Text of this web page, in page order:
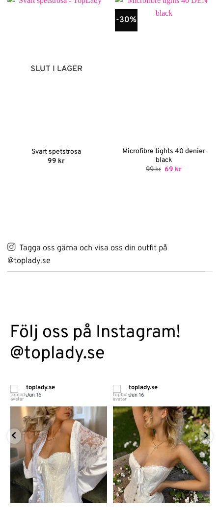
SLUT I LAGER
Svart spetstrosa
99 kr
-30%
Microfibre tights 40 denier
black
99kr Det
69 krDet
Tagga oss gärna och visa oss din outfit på
@toplady.se
Följ oss på Instagram!
@toplady.se
toplady.se
Jun 16
toplady.se
Jun 16